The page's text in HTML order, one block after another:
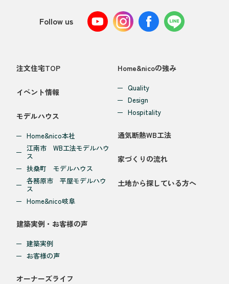
Follow us
注文住宅TOP
イベント情報
モデルハウス
Home&nico本社
江南市 WB工法モデルハウ
ス
扶桑町 モデルハウス
各務原市 平屋モデルハウ
ス
Home&nico岐阜
建築実例・お客様の声
建築実例
お客様の声
オーナーズライフ
Home&nicoの強み
Quality
Design
Hospitality
通気断熱WB工法
家づくりの流れ
土地から探している方へ